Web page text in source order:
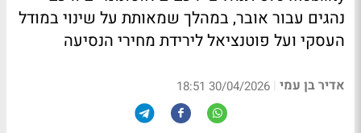
נהגים עבור אובר, במהלך שמאותת על שינוי במודל
העסקי ועל פוטנציאל לירידת מחירי הנסיעה
אדיר בן עמי |
30/04/2026 18:51